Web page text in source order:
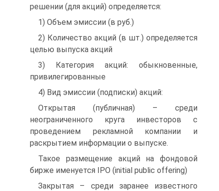
решении (для акций) определяется:
1) Объем эмиссии (в руб.)
2) Количество акций (в шт.) определяется
целью выпуска акций
3) Категория акций: обыкновенные,
привилегированные
4) Вид эмиссии (подписки) акций:
Открытая (публичная) – среди
неограниченного круга инвесторов с
проведением рекламной компании и
раскрытием информации о выпуске.
Такое размещение акций на фондовой
бирже именуется IPO (initial public offering)
Закрытая – среди заранее известного